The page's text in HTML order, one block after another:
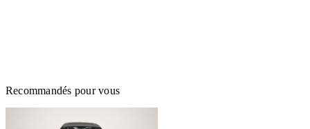
Recommandés pour vous